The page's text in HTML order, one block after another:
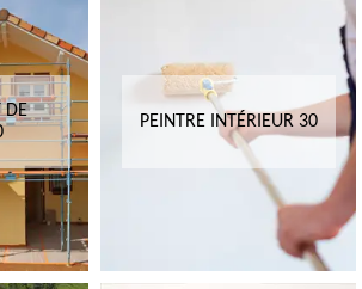
DE
PEINTRE INTÉRIEUR 30